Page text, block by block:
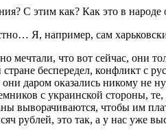
С этим как? Как это в народе
Я, например, сам
мечтали, что вот сейчас, они
стране беспередел, конфликт
даром оказались никому не
с украинской стороны,
выворачиваются, чтобы им
рублей, это так, а у нас уже